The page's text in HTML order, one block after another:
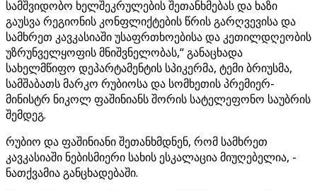
სამშვიდობო ხელშეკრულების შეთანხმებას და ხაზი
გაუსვა რეგიონის კონფლიქტების წრის გარღვევისა და
სამხრეთ კავკასიაში უსაფრთხოებისა და კეთილდღეობის
უზრუნველყოფის მნიშვნელობას,“ განაცხადა
სახელმწიფო დეპარტამენტის სპიკერმა, ტემი ბრიუსმა,
სამშაბათს მარკო რუბიოსა და სომხეთის პრემიერ-
მინისტრ ნიკოლ ფაშინიანს შორის სატელეფონო საუბრის
შემდეგ.
რუბიო და ფაშინიანი შეთანხმდნენ, რომ სამხრეთ
კავკასიაში ნებისმიერი სახის ესკალაცია მიუღებელია, -
ნათქვამია განცხადებაში.